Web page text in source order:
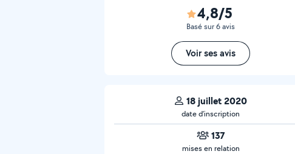
4,8/5
Basé sur 6 avis
Voir ses avis
18 juillet 2020
date d’inscription
137
mises en relation